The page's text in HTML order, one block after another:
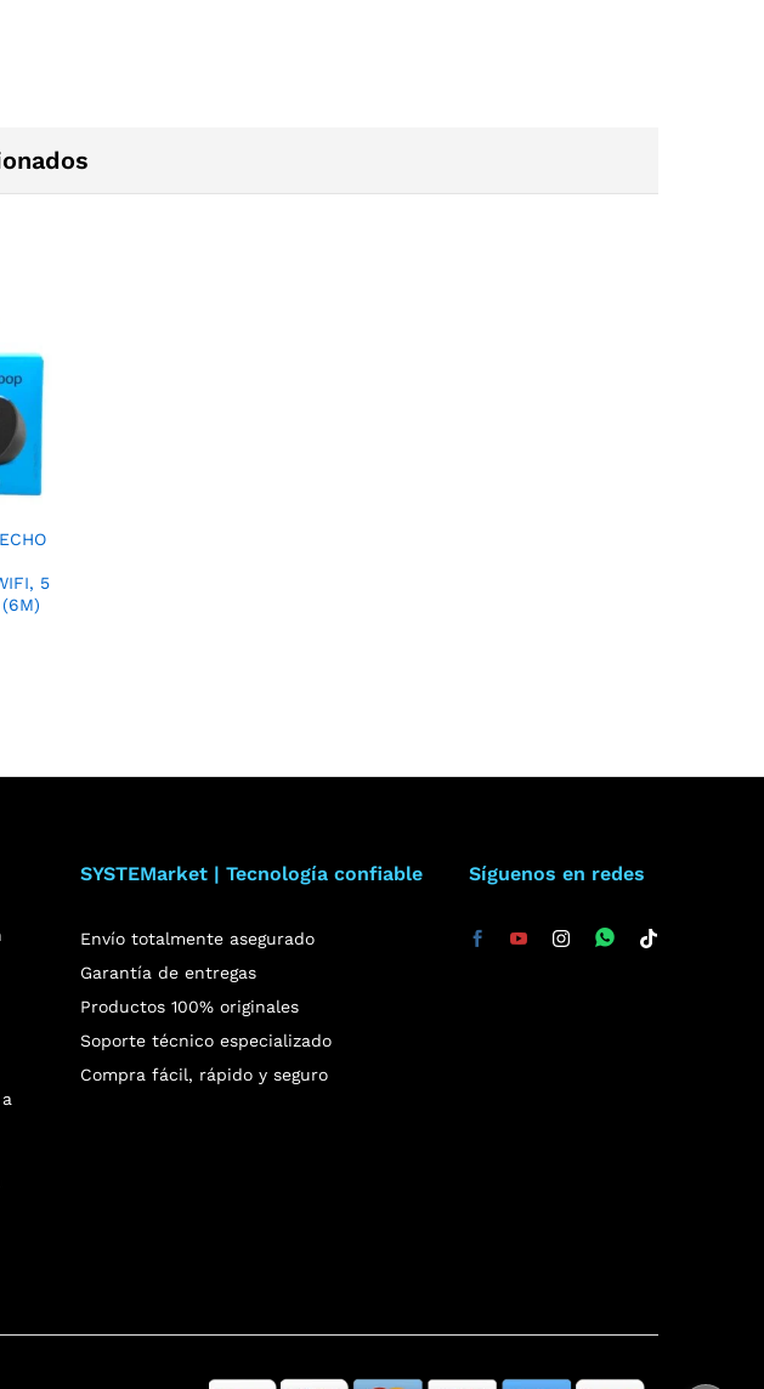
5
(6M)
SYSTEMarket | Tecnología confiable
Envío totalmente asegurado
Garantía de entregas
Productos 100% originales
Soporte técnico especializado
Compra fácil, rápido y seguro
Síguenos en redes